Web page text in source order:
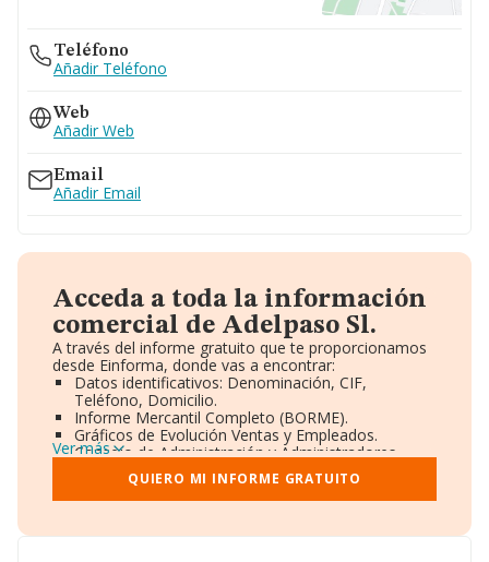
Teléfono
Añadir Teléfono
Web
Añadir Web
Email
Añadir Email
Acceda a toda la información
comercial de Adelpaso Sl.
A través del informe gratuito que te proporcionamos
desde Einforma, donde vas a encontrar:
Datos identificativos: Denominación, CIF,
Teléfono, Domicilio.
Informe Mercantil Completo (BORME).
Gráficos de Evolución Ventas y Empleados.
Consejo de Administración y Administradores.
Directivos y Ejecutivos.
Accionistas.
Participaciones y Vinculaciones en otras empresas.
Información oficial y registral complementaria.
Ver más
QUIERO MI INFORME GRATUITO